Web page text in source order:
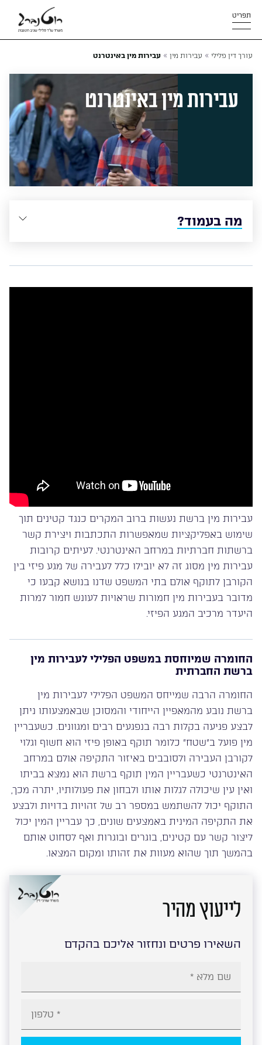
תפריט
עורך דין פלילי » עבירות מין » עבירות מין באינטרנט
עבירות מין באינטרנט
מה בעמוד?
עבירות מין ברשת נעשות ברוב המקרים כנגד קטינים תוך
שימוש באפליקציות שמאפשרות התכתבות ויצירת קשר
ברשתות חברתיות במרחב האינטרנטי. לעיתים קרובות
עבירות מין מסוג זה לא יובילו כלל לעבירה של מגע פיזי בין
הקורבן לתוקף אולם בתי המשפט שדנו בנושא קבעו כי
מדובר בעבירות מין חמורות שראויות לעונש חמור למרות
היעדר מרכיב המגע הפיזי.
החומרה שמיוחסת במשפט הפלילי לעבירות מין
ברשת החברתית
החומרה הרבה שמייחס המשפט הפלילי לעבירות מין
ברשת נובע מהמאפיין הייחודי והמסוכן שבאמצעותו ניתן
לבצע פגיעה בקלות רבה בנפגעים רבים ומגוונים. כשעבריין
מין פועל ב”שטח” כלומר תוקף באופן פיזי הוא חשוף וגלוי
לקורבן העבירה ולסובבים באיזור התקיפה אולם במרחב
האינטרנטי כשעבריין המין תוקף ברשת הוא נמצא בביתו
ואין עין שיכולה לגלות אותו ולבחון את פעולותיו, יתרה מכך,
התוקף יכול להשתמש במספר רב של זהויות בדויות ולבצע
את התקיפה המינית באמצעים שונים, כך עבריין המין יכול
ליצור קשר עם קטינים, בוגרים ובוגרות ואף לסחוט אותם
בהמשך תוך שהוא מעוות את זהותו ומקום המצאו.
לייעוץ מהיר
השאירו פרטים ונחזור אליכם בהקדם